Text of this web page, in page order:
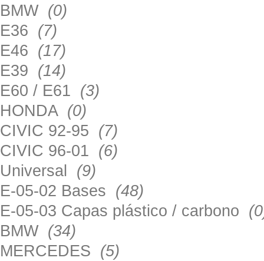
BMW (0)
E36 (7)
E46 (17)
E39 (14)
E60 / E61 (3)
HONDA (0)
CIVIC 92-95 (7)
CIVIC 96-01 (6)
Universal (9)
E-05-02 Bases (48)
E-05-03 Capas plástico / carbono
BMW (34)
MERCEDES (5)